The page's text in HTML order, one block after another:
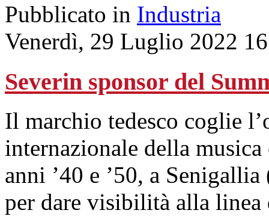
Pubblicato in Industria
Venerdì, 29 Luglio 2022
Severin sponsor del
Il marchio tedesco coglie
internazionale della
anni ’40 e ’50, a
per dare visibilità alla